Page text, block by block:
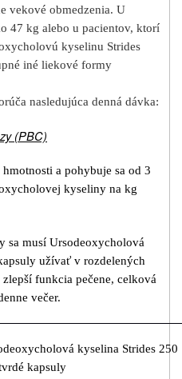
vekové obmedzenia. U
47 kg alebo u pacientov, ktorí
kyselinu Strides
iné liekové formy
nasledujúca denná dávka:
(PBC)
a pohybuje sa od 3
kyseliny na kg
sa musí Ursodeoxycholová
užívať v rozdelených
funkcia pečene, celková
večer.
kyselina Strides 250
kapsuly